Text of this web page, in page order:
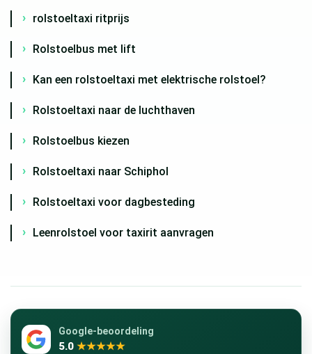
rolstoeltaxi ritprijs
Rolstoelbus met lift
Kan een rolstoeltaxi met elektrische rolstoel?
Rolstoeltaxi naar de luchthaven
Rolstoelbus kiezen
Rolstoeltaxi naar Schiphol
Rolstoeltaxi voor dagbesteding
Leenrolstoel voor taxirit aanvragen
Google-beoordeling
5.0 ★★★★★